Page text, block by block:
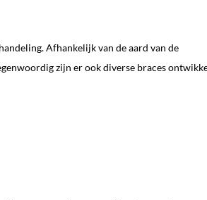
Afhankelijk van de aard van de
zijn er ook diverse braces